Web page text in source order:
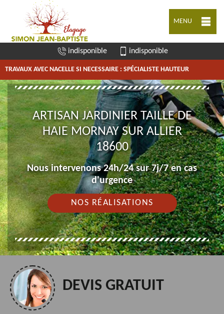
MENU
indisponible indisponible
TRAVAUX AVEC NACELLE SI NECESSAIRE : SPÉCIALISTE HAUTEUR
ARTISAN JARDINIER TAILLE DE
HAIE MORNAY SUR ALLIER
18600
Nous intervenons 24h/24 sur 7j/7 en cas
d'urgence
NOS RÉALISATIONS
DEVIS GRATUIT